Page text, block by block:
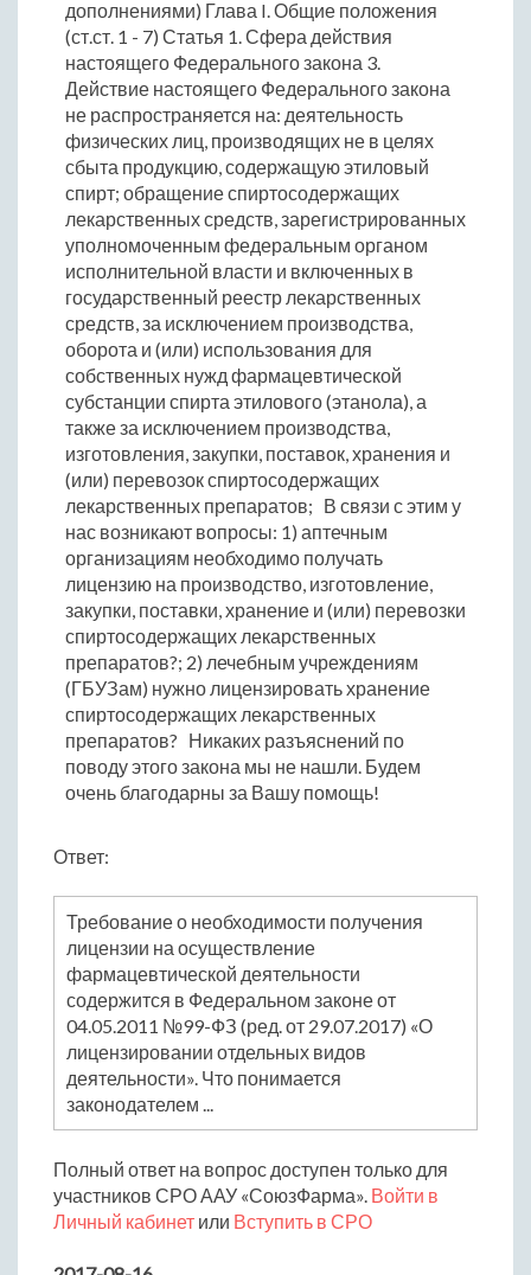
дополнениями) Глава I. Общие положения
(ст.ст. 1 - 7) Статья 1. Сфера действия
настоящего Федерального закона 3.
Действие настоящего Федерального закона
не распространяется на: деятельность
физических лиц, производящих не в целях
сбыта продукцию, содержащую этиловый
спирт; обращение спиртосодержащих
лекарственных средств, зарегистрированных
уполномоченным федеральным органом
исполнительной власти и включенных в
государственный реестр лекарственных
средств, за исключением производства,
оборота и (или) использования для
собственных нужд фармацевтической
субстанции спирта этилового (этанола), а
также за исключением производства,
изготовления, закупки, поставок, хранения и
(или) перевозок спиртосодержащих
лекарственных препаратов; В связи с этим у
нас возникают вопросы: 1) аптечным
организациям необходимо получать
лицензию на производство, изготовление,
закупки, поставки, хранение и (или) перевозки
спиртосодержащих лекарственных
препаратов?; 2) лечебным учреждениям
(ГБУЗам) нужно лицензировать хранение
спиртосодержащих лекарственных
препаратов? Никаких разъяснений по
поводу этого закона мы не нашли. Будем
очень благодарны за Вашу помощь!
Ответ:
Требование о необходимости получения
лицензии на осуществление
фармацевтической деятельности
содержится в Федеральном законе от
04.05.2011 №99-ФЗ (ред. от 29.07.2017) «О
лицензировании отдельных видов
деятельности». Что понимается
законодателем ...
Полный ответ на вопрос доступен только для
участников СРО ААУ «СоюзФарма». Войти в
Личный кабинет или Вступить в СРО